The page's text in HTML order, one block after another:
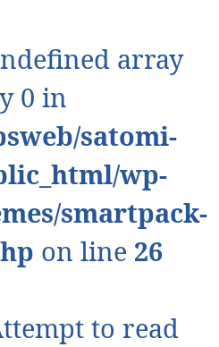
array
0 in
satomi-
wp-
smartpack-
on line 26
to read